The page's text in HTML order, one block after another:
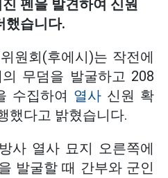
펜을 발견하여 신원
했습니다.
원회(후에시)는 작전에
무덤을 발굴하고 208
수집하여 열사 신원 확
했다고 밝혔습니다.
사 열사 묘지 오른쪽에
발굴할 때 간부와 군인